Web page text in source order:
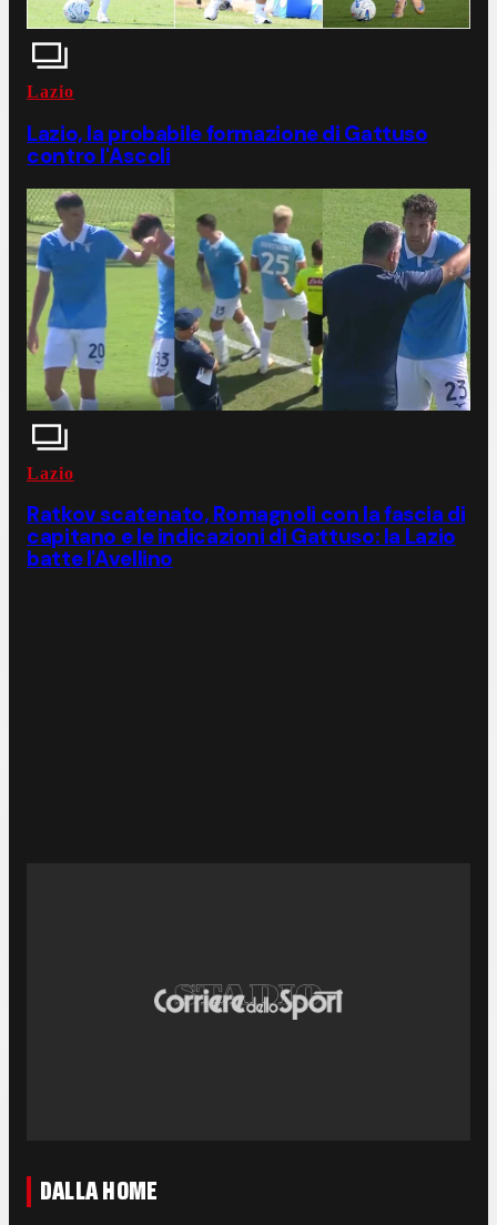
Lazio
Lazio, la probabile formazione di Gattuso
contro l'Ascoli
Lazio
Ratkov scatenato, Romagnoli con la fascia di
capitano e le indicazioni di Gattuso: la Lazio
batte l'Avellino
DALLA HOME